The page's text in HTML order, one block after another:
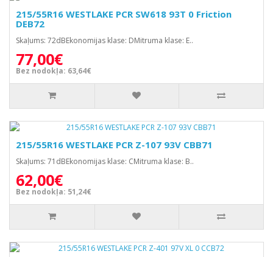
215/55R16 WESTLAKE PCR SW618 93T 0 Friction
DEB72
Skaļums: 72dBEkonomijas klase: DMitruma klase: E..
77,00€
Bez nodokļa: 63,64€
215/55R16 WESTLAKE PCR Z-107 93V CBB71
Skaļums: 71dBEkonomijas klase: CMitruma klase: B..
62,00€
Bez nodokļa: 51,24€